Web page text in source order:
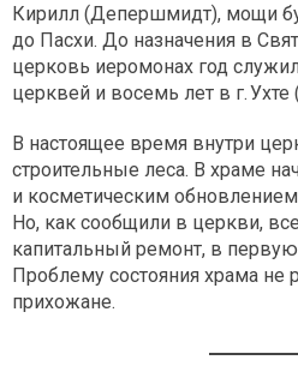
Кирилл (Депершмидт), мощи
до Пасхи. До назначения в
церковь иеромонах год
церквей и восемь лет в г.
В настоящее время внутри
строительные леса. В храме
и косметическим обновлением
Но, как сообщили в церкви,
капитальный ремонт, в
Проблему состояния храма не
прихожане.